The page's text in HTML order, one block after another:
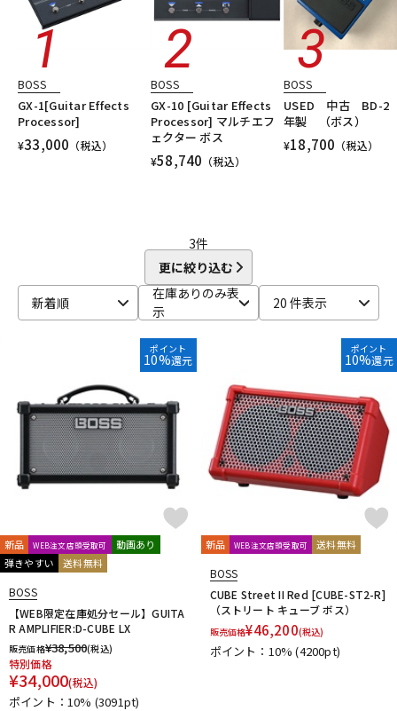
ヴィンテージ
BOSS
GX-1[Guitar Effects
Processor]
¥33,000 （税込）
BOSS
GX-10 [Guitar Effects
Processor] マルチエフ
ェクター ボス
¥58,740 （税込）
BOSS
USED 中古 BD-2
年製 （ボス）
¥18,700 （税込）
3件
更に絞り込む
新着順
在庫ありのみ表
示
20 件表示
ポイント
10%還元
新品 WEB注文店頭受取可
動画あり
弾きやすい
送料無料
BOSS
【WEB限定在庫処分セール】GUITA
R AMPLIFIER:D-CUBE LX
販売価格¥38,500(税込)
特別価格
¥34,000(税込)
ポイント：10% (3091pt)
ポイント
10%還元
新品 WEB注文店頭受取可 送料無料
BOSS
CUBE Street II Red [CUBE-ST2-R]
（ストリート キューブ ボス）
販売価格¥46,200(税込)
ポイント：10%(4200pt)